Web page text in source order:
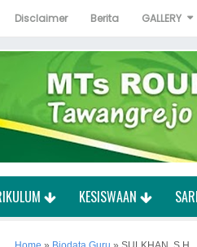
Disclaimer Berita GALLERY
KESISWAAN